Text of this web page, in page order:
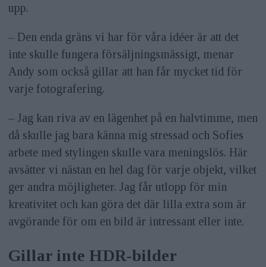
upp.
– Den enda gräns vi har för våra idéer är att det
inte skulle fungera försäljningsmässigt, menar
Andy som också gillar att han får mycket tid för
varje fotografering.
– Jag kan riva av en lägenhet på en halvtimme, men
då skulle jag bara känna mig stressad och Sofies
arbete med stylingen skulle vara meningslös. Här
avsätter vi nästan en hel dag för varje objekt, vilket
ger andra möjligheter. Jag får utlopp för min
kreativitet och kan göra det där lilla extra som är
avgörande för om en bild är intressant eller inte.
Gillar inte HDR-bilder